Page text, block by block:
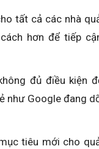
tất cả các nhà
hơn để tiếp
đủ điều kiện
như Google đang
tiêu mới cho